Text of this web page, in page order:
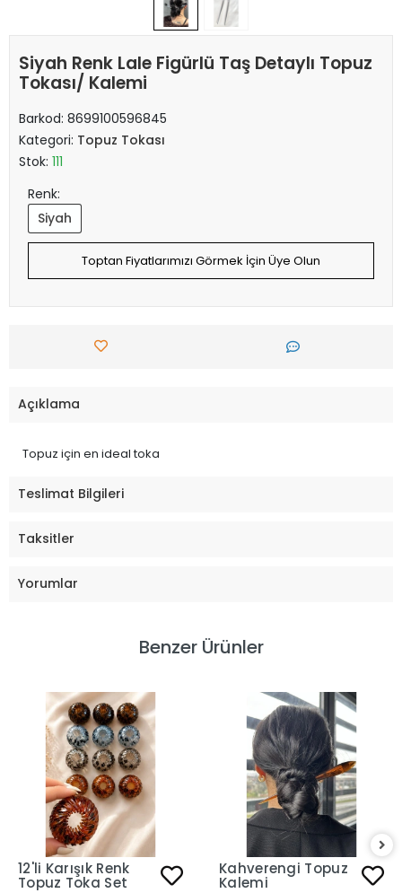
Siyah Renk Lale Figürlü Taş Detaylı Topuz
Tokası/ Kalemi
Barkod: 8699100596845
Kategori: Topuz Tokası
Stok: 111
Renk:
Siyah
Toptan Fiyatlarımızı Görmek İçin Üye Olun
Açıklama
Topuz için en ideal toka
Teslimat Bilgileri
Taksitler
Yorumlar
Benzer Ürünler
12'li Karışık Renk
Topuz Toka Set
Kahverengi Topuz
Kalemi